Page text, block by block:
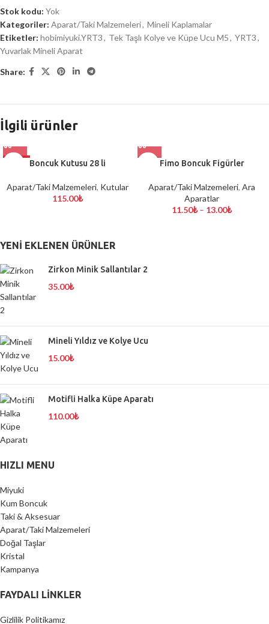
Stok kodu: Yok
Kategoriler: Aparat/Taki Malzemeleri, Mineli Kaplamalar
Etiketler: hobimiyuki.YRT3, Tek Taşlı Kolye ve Küpe Ucu M5, YRT3,
Yuvarlak Mineli Aparat
Share:
İlgili ürünler
Boncuk Kutusu 28 li
Aparat/Taki Malzemeleri, Kutular
115.00₺
Fimo Boncuk Figürler
Aparat/Taki Malzemeleri, Ara
Aparatlar
11.50₺ – 13.00₺
YENI EKLENEN ÜRÜNLER
Zirkon Minik Sallantılar 2
35.00₺
Mineli Yıldız ve Kolye Ucu
15.00₺
Motifli Halka Küpe Aparatı
110.00₺
HIZLI MENU
Miyuki
Kum Boncuk
Taki & Aksesuar
Aparat/Taki Malzemeleri
Doğal Taşlar
Kristal
Kampanya
FAYDALI LİNKLER
Gizlilik Politikamız